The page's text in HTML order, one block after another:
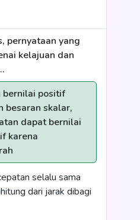
pernyataan yang
kelajuan dan
bernilai positif
besaran skalar,
dapat bernilai
karena
selalu sama
dari jarak dibagi